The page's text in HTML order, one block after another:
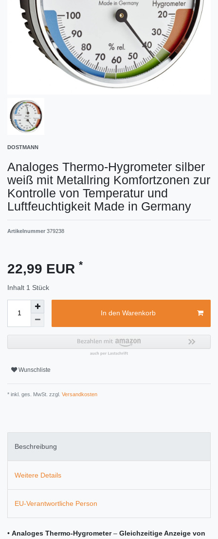
DOSTMANN
Analoges Thermo-Hygrometer silber
weiß mit Metallring Komfortzonen zur
Kontrolle von Temperatur und
Luftfeuchtigkeit Made in Germany
Artikelnummer 379238
22,99 EUR *
Inhalt 1 Stück
In den Warenkorb
Wunschliste
* inkl. ges. MwSt. zzgl. Versandkosten
Beschreibung
Weitere Details
EU-Verantwortliche Person
• Analoges Thermo-Hygrometer– Gleichzeitige Anzeige von